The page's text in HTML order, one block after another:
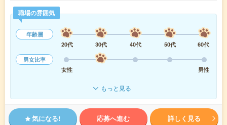
職場の雰囲気
年齢層
20代
30代 40代 50代
60代
男女比率
女性
男性
もっと見る
気になる! 応募へ進む 詳しく見る